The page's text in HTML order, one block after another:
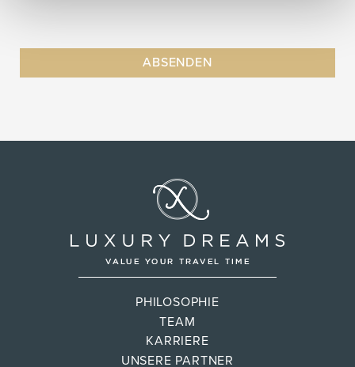
PHILOSOPHIE
TEAM
KARRIERE
UNSERE PARTNER